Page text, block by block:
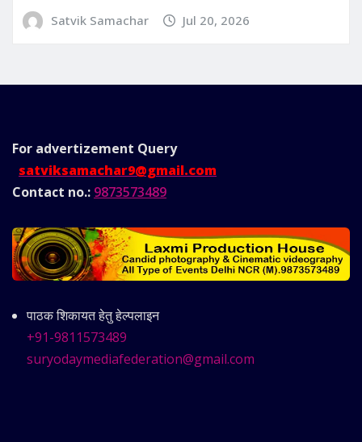
Satvik Samachar Jul 20, 2026
For advertizement Query
satviksamachar9@gmail.com
Contact no.: 9873573489
पाठक शिकायत हेतु हेल्पलाइन
+91-9811573489
suryodaymediafederation@gmail.com